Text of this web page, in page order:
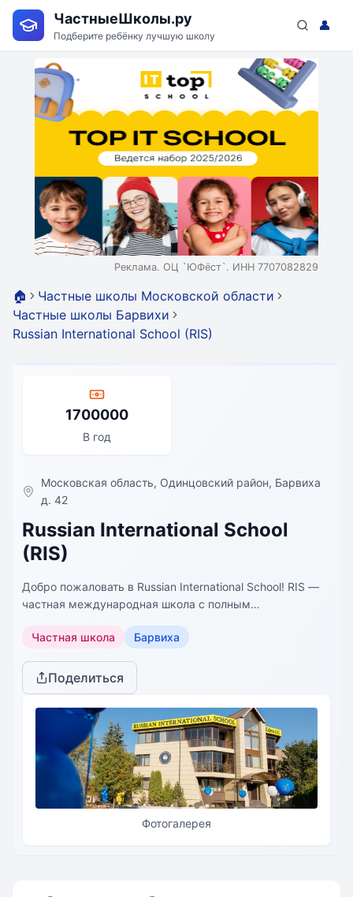
ЧастныеШколы.ру
Подберите ребёнку лучшую школу
👤
Реклама. ОЦ `ЮФёст`. ИНН 7707082829
🏠
Частные школы Московской области
Частные школы Барвихи
Russian International School (RIS)
1700000
В год
Московская область, Одинцовский район, Барвиха
д. 42
Russian International School
(RIS)
Добро пожаловать в Russian International School! RIS —
частная международная школа с полным
Образовательный процесс сочетает лучшие традиции
стандарты, обеспечивая высокие академические
результаты на всех этапах обучения. Студенты Russian
International School успешно сдают международные
экзамены и поступают в ведущие университеты России
и мира, подтверждая высокий уровень подготовки и
академическую силу школы.
Частная школа Барвиха
Поделиться
Фотогалерея